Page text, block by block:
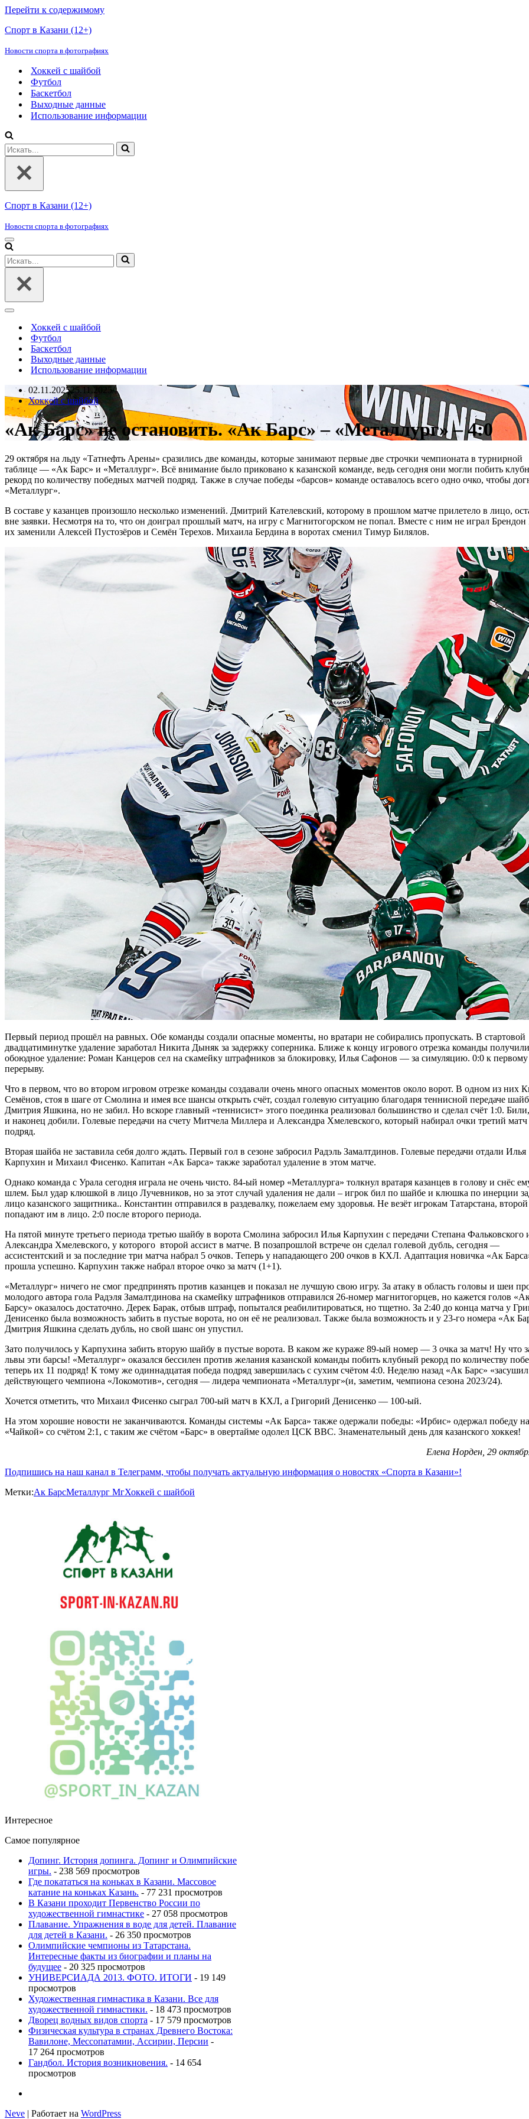
Перейти к содержимому
Спорт в Казани (12+)
Новости спорта в фотографиях
Хоккей с шайбой
Футбол
Баскетбол
Выходные данные
Использование информации
Искать...
Спорт в Казани (12+)
Новости спорта в фотографиях
Меню
навигации
Искать...
Меню
навигацииХоккей с шайбой
Футбол
Баскетбол
Выходные данные
Использование информации
02.11.202525.11.2025
Хоккей с шайбой
«Ак Барс» не остановить. «Ак Барс» – «Металлург» – 4:0
29 октября на льду «Татнефть Арены» сразились две команды, которые занимают первые две строчки чемпионата в турнирной
таблице — «Ак Барс» и «Металлург». Всё внимание было приковано к казанской команде, ведь сегодня они могли побить
рекорд по количеству победных матчей подряд. Также в случае победы «барсов» команде оставалось всего одно очко, чтобы
«Металлург».
В составе у казанцев произошло несколько изменений. Дмитрий Кателевский, которому в прошлом матче прилетело в лицо,
вне заявки. Несмотря на то, что он доиграл прошлый матч, на игру с Магнитогорском не попал. Вместе с ним не играл Брендон
их заменили Алексей Пустозёров и Семён Терехов. Михаила Бердина в воротах сменил Тимур Билялов.
Первый период прошёл на равных. Обе команды создали опасные моменты, но вратари не собирались пропускать. В стартовой
двадцатиминутке удаление заработал Никита Дыняк за задержку соперника. Ближе к концу игрового отрезка команды получили
обоюдное удаление: Роман Канцеров сел на скамейку штрафников за блокировку, Илья Сафонов — за симуляцию. 0:0 к первому
перерыву.
Что в первом, что во втором игровом отрезке команды создавали очень много опасных моментов около ворот. В одном из них
Семёнов, стоя в шаге от Смолина и имея все шансы открыть счёт, создал голевую ситуацию благодаря теннисной передаче
Дмитрия Яшкина, но не забил. Но вскоре главный «теннисист» этого поединка реализовал большинство и сделал счёт 1:0.
и наконец добили. Голевые передачи на счету Митчела Миллера и Александра Хмелевского, который набирал очки третий матч
подряд.
Вторая шайба не заставила себя долго ждать. Первый гол в сезоне забросил Радэль Замалтдинов. Голевые передачи отдали Илья
Карпухин и Михаил Фисенко. Капитан «Ак Барса» также заработал удаление в этом матче.
Однако команда с Урала сегодня играла не очень чисто. 84-ый номер «Металлурга» толкнул вратаря казанцев в голову и снёс
шлем. Был удар клюшкой в лицо Лучевников, но за этот случай удаления не дали – игрок бил по шайбе и клюшка по инерции
лицо казанского защитника.. Константин отправился в раздевалку, пожелаем ему здоровья. Не везёт игрокам Татарстана,
попадают им в лицо. 2:0 после второго периода.
На пятой минуте третьего периода третью шайбу в ворота Смолина забросил Илья Карпухин с передачи Степана Фальковского
Александра Хмелевского, у которого второй ассист в матче. В позапрошлой встрече он сделал голевой дубль, сегодня —
ассистентский и за последние три матча набрал 5 очков. Теперь у нападающего 200 очков в КХЛ. Адаптация новичка «Ак
прошла успешно. Карпухин также набрал второе очко за матч (1+1).
«Металлург» ничего не смог предпринять против казанцев и показал не лучшую свою игру. За атаку в область головы и шеи
молодого автора гола Радэля Замалтдинова на скамейку штрафников отправился 26-номер магнитогорцев, но кажется голов
Барсу» оказалось достаточно. Дерек Барак, отбыв штраф, попытался реабилитироваться, но тщетно. За 2:40 до конца матча у
Денисенко была возможность забить в пустые ворота, но он её не реализовал. Также была возможность и у 23-го номера «Ак
Дмитрия Яшкина сделать дубль, но свой шанс он упустил.
Зато получилось у Карпухина забить вторую шайбу в пустые ворота. В каком же кураже 89-ый номер — 3 очка за матч! Ну что
львы эти барсы! «Металлург» оказался бессилен против желания казанской команды побить клубный рекорд по количеству
теперь их 11 подряд! К тому же одиннадцатая победа подряд завершилась с сухим счётом 4:0. Неделю назад «Ак Барс»
действующего чемпиона «Локомотив», сегодня — лидера чемпионата «Металлург»(и, заметим, чемпиона сезона 2023/24).
Хочется отметить, что Михаил Фисенко сыграл 700-ый матч в КХЛ, а Григорий Денисенко — 100-ый.
На этом хорошие новости не заканчиваются. Команды системы «Ак Барса» также одержали победы: «Ирбис» одержал победу
«Чайкой» со счётом 2:1, с таким же счётом «Барс» в овертайме одолел ЦСК ВВС. Знаменательный день для казанского хоккея!
Елена Норден, 29
Подпишись на наш канал в Телеграмм, чтобы получать актуальную информация о новостях «Спорта в Казани»!
Метки:Ак БарсМеталлург МгХоккей с шайбой
Интересное
Самое популярное
Допинг. История допинга. Допинг и Олимпийские
игры. - 238 569 просмотров
Где покататься на коньках в Казани. Массовое
катание на коньках Казань. - 77 231 просмотров
В Казани проходит Первенство России по
художественной гимнастике - 27 058 просмотров
Плавание. Упражнения в воде для детей. Плавание
для детей в Казани. - 26 350 просмотров
Олимпийские чемпионы из Татарстана.
Интересные факты из биографии и планы на
будущее - 20 325 просмотров
УНИВЕРСИАДА 2013. ФОТО. ИТОГИ - 19 149
просмотров
Художественная гимнастика в Казани. Все для
художественной гимнастики. - 18 473 просмотров
Дворец водных видов спорта - 17 579 просмотров
Физическая культура в странах Древнего Востока:
Вавилоне, Мессопатамии, Ассирии, Персии -
17 264 просмотров
Гандбол. История возникновения. - 14 654
просмотров
Neve | Работает на WordPress